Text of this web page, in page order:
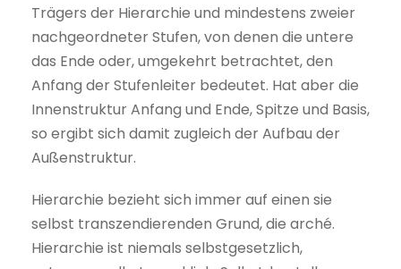
Trägers der Hierarchie und mindestens zweier
nachgeordneter Stufen, von denen die untere
das Ende oder, umgekehrt betrachtet, den
Anfang der Stufenleiter bedeutet. Hat aber die
Innenstruktur Anfang und Ende, Spitze und Basis,
so ergibt sich damit zugleich der Aufbau der
Außenstruktur.
Hierarchie bezieht sich immer auf einen sie
selbst transzendierenden Grund, die arché.
Hierarchie ist niemals selbstgesetzlich,